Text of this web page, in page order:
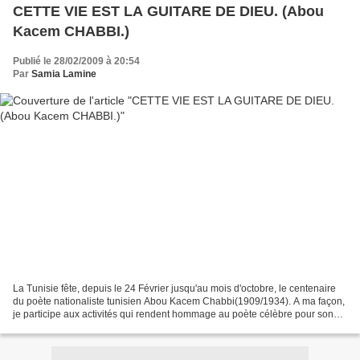
CETTE VIE EST LA GUITARE DE DIEU. (Abou
Kacem CHABBI.)
Publié le 28/02/2009 à 20:54
Par Samia Lamine
La Tunisie fête, depuis le 24 Février jusqu'au mois d'octobre, le centenaire
du poète nationaliste tunisien Abou Kacem Chabbi(1909/1934). A ma façon,
je participe aux activités qui rendent hommage au poète célèbre pour son